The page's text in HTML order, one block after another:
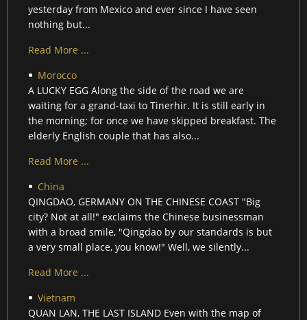
yesterday from Mexico and ever since I have seen
nothing but...
Read More ...
Morocco
A LUCKY EGG Along the side of the road we are
waiting for a grand-taxi to Tinerhir. It is still early in
the morning; for once we have skipped breakfast. The
elderly English couple that has also...
Read More ...
China
QINGDAO, GERMANY ON THE CHINESE COAST "Big
city? Not at all!" exclaims the Chinese businessman
with a broad smile, "Qingdao by our standards is but
a very small place, you know!" Well, we silently...
Read More ...
Vietnam
QUAN LAN, THE LAST ISLAND Even with the map of